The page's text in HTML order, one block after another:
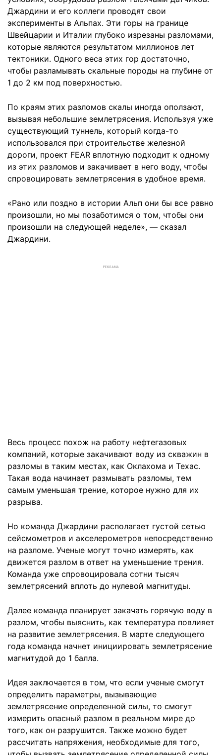
Джардини и его коллеги проводят свои
эксперименты в Альпах. Эти горы на границе
Швейцарии и Италии глубоко изрезаны разломами,
которые являются результатом миллионов лет
тектоники. Одного веса этих гор достаточно,
чтобы разламывать скальные породы на глубине от
1 до 2 км под поверхностью.
По краям этих разломов скалы иногда оползают,
вызывая небольшие землетрясения. Используя уже
существующий туннель, который когда-то
использовался при строительстве железной
дороги, проект FEAR вплотную подходит к одному
из этих разломов и закачивает в него воду, чтобы
спровоцировать землетрясения в удобное время.
«Рано или поздно в истории Альп они бы все равно
произошли, но мы позаботимся о том, чтобы они
произошли на следующей неделе», — сказал
Джардини.
РЕКЛАМА
Весь процесс похож на работу нефтегазовых
компаний, которые закачивают воду из скважин в
разломы в таким местах, как Оклахома и Техас.
Такая вода начинает размывать разломы, тем
самым уменьшая трение, которое нужно для их
разрыва.
Но команда Джардини располагает густой сетью
сейсмометров и акселерометров непосредственно
на разломе. Ученые могут точно измерять, как
движется разлом в ответ на уменьшение трения.
Команда уже спровоцировала сотни тысяч
землетрясений вплоть до нулевой магнитуды.
Далее команда планирует закачать горячую воду в
разлом, чтобы выяснить, как температура повлияет
на развитие землетрясения. В марте следующего
года команда начнет инициировать землетрясение
магнитудой до 1 балла.
Идея заключается в том, что если ученые смогут
определить параметры, вызывающие
землетрясение определенной силы, то смогут
измерить опасный разлом в реальном мире до
того, как он разрушится. Также можно будет
рассчитать напряжения, необходимые для того,